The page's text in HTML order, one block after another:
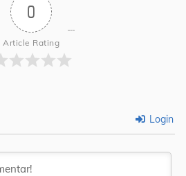
0
Article Rating
Login